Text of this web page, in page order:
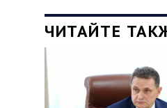
ЧИТАЙТЕ